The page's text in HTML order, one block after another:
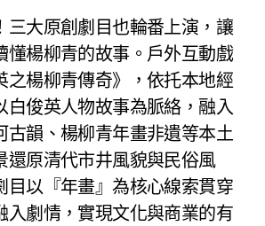
三大原創劇目也輪番上演，讓
懂楊柳青的故事。戶外互動戲
之楊柳青傳奇》，依托本地經
白俊英人物故事為脈絡，融入
古韻、楊柳青年畫非遺等本土
還原清代市井風貌與民俗風
目以『年畫』為核心線索貫穿
入劇情，實現文化與商業的有